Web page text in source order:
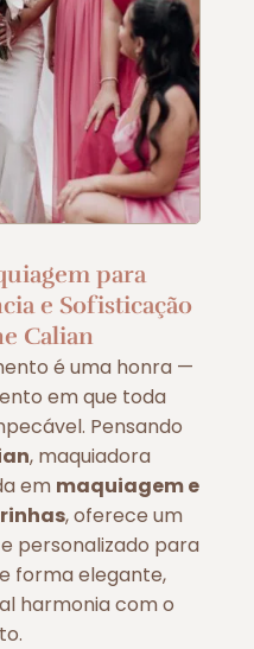
para
e Sofisticação
Calian
é uma honra —
em que toda
Pensando
, maquiadora
em maquiagem e
, oferece um
personalizado para
forma elegante,
harmonia com o